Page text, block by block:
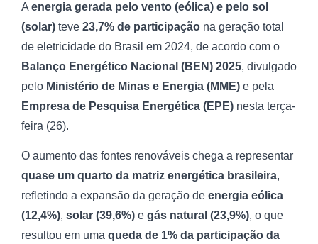
A energia gerada pelo vento (eólica) e pelo sol
(solar) teve 23,7% de participação na geração total
de eletricidade do Brasil em 2024, de acordo com o
Balanço Energético Nacional (BEN) 2025, divulgado
pelo Ministério de Minas e Energia (MME) e pela
Empresa de Pesquisa Energética (EPE) nesta terça-
feira (26).
O aumento das fontes renováveis chega a representar
quase um quarto da matriz energética brasileira,
refletindo a expansão da geração de energia eólica
(12,4%), solar (39,6%) e gás natural (23,9%), o que
resultou em uma queda de 1% da participação da